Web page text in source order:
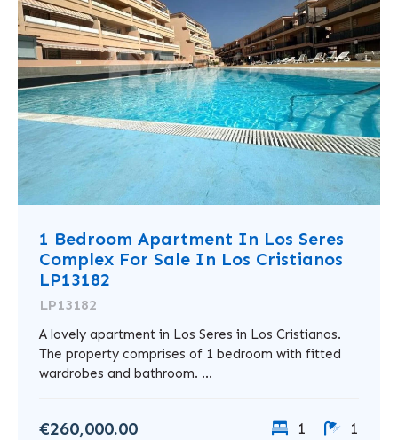
1 Bedroom Apartment In Los Seres
Complex For Sale In Los Cristianos
LP13182
LP13182
A lovely apartment in Los Seres in Los Cristianos.
The property comprises of 1 bedroom with fitted
wardrobes and bathroom. ...
€260,000.00 1 1